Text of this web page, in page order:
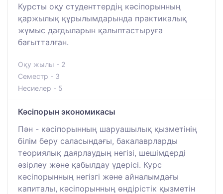
Курсты оқу студенттердің кәсіпорынның
қаржылық құрылымдарында практикалық
жұмыс дағдыларын қалыптастыруға
бағытталған.
Оқу жылы - 2
Семестр - 3
Несиелер - 5
Кәсiпорын экономикасы
Пән - кәсіпорынның шаруашылық қызметінің
білім беру саласындағы, бакалаврларды
теориялық даярлаудың негізі, шешімдерді
әзірлеу және қабылдау үдерісі. Курс
кәсіпорынның негізгі және айналымдағы
капиталы, кәсіпорынның өндірістік қызметін